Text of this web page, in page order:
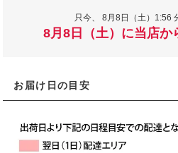
只今、 8月8日（土）1:56
8月8日（土）に当店か
お届け日の目安